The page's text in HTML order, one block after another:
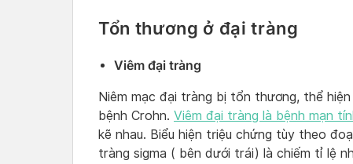
Tổn thương ở đại tràng
Viêm đại tràng
Niêm mạc đại tràng bị tổn thương, thể
bệnh Crohn. Viêm đại tràng là bệnh mạn
kẽ nhau. Biểu hiện triệu chứng tùy theo
tràng sigma ( bên dưới trái) là chiếm tỉ lệ